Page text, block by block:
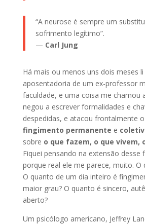
“A neurose é sempre um
sofrimento legítimo”.
— Carl Jung
Há mais ou menos uns dois meses
aposentadoria de um ex-professor
faculdade, e uma coisa me chamou
negou a escrever formalidades e
despedidas, e atacou frontalmente
fingimento permanente e
sobre o que fazem, o que vivem,
Fiquei pensando na extensão desse
porque real ele me parece, muito. O
O quanto de um dia inteiro é
maior grau? O quanto é sincero,
aberto?
Um psicólogo americano, Jeffrey